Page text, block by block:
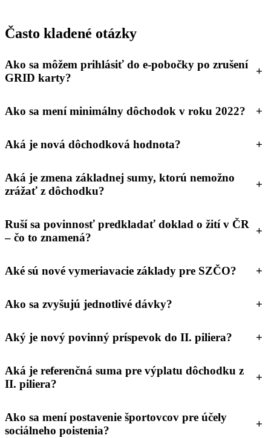
Často kladené otázky
Ako sa môžem prihlásiť do e-pobočky po zrušení
GRID karty?
+
Ako sa mení minimálny dôchodok v roku 2022? +
Aká je nová dôchodková hodnota? +
Aká je zmena základnej sumy, ktorú nemožno
zrážať z dôchodku?
+
Ruší sa povinnosť predkladať doklad o žití v ČR
– čo to znamená?
+
Aké sú nové vymeriavacie základy pre SZČO? +
Ako sa zvyšujú jednotlivé dávky? +
Aký je nový povinný príspevok do II. piliera? +
Aká je referenčná suma pre výplatu dôchodku z
II. piliera?
+
Ako sa mení postavenie športovcov pre účely
sociálneho poistenia?
+